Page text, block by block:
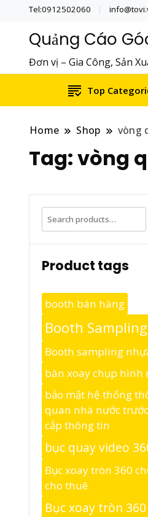
Tel:0912502060
Quảng Cáo
Đơn vị – Gia Công, Sản
Top
Home Shop vòng
Tag:vòng
Search
for:
Product tags
booth bán hàng
Booth Sampling
Booth sampling
bàn xoay chụp hình
bảo mật hệ thống
quan nhà nước
cắp thông tin
bục quay video
Bục xoay tròn 360
cho thuê
Bục xoay tròn